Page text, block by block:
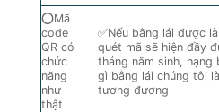
⭕Mã
code
QR có
chức
năng
như
thật
✅Nếu bằng lái được
quét mã sẽ hiện đầy
tháng năm sinh, hạng
gì bằng lái chúng tôi
tương đương